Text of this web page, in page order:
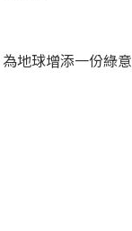
地球增添一份綠